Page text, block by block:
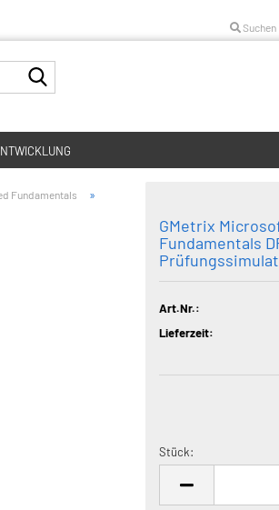
Suchen
Fundamentals »
GMetrix
Fundamentals
Art.Nr.:
Lieferzeit:
Stück:
Stück